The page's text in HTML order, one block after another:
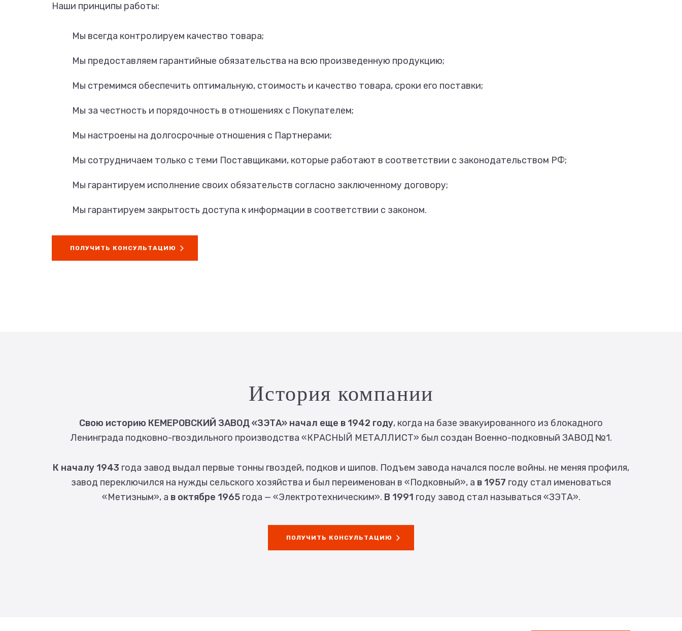
Наши принципы работы:
Мы всегда контролируем качество товара;
Мы предоставляем гарантийные обязательства на всю произведенную продукцию;
Мы стремимся обеспечить оптимальную, стоимость и качество товара, сроки его поставки;
Мы за честность и порядочность в отношениях с Покупателем;
Мы настроены на долгосрочные отношения с Партнерами;
Мы сотрудничаем только с теми Поставщиками, которые работают в соответствии с законодательством РФ;
Мы гарантируем исполнение своих обязательств согласно заключенному договору;
Мы гарантируем закрытость доступа к информации в соответствии с законом.
ПОЛУЧИТЬ КОНСУЛЬТАЦИЮ
История компании
Свою историю КЕМЕРОВСКИЙ ЗАВОД «ЗЭТА» начал еще в 1942 году, когда на базе эвакуированного из блокадного
Ленинграда подковно-гвоздильного производства «КРАСНЫЙ МЕТАЛЛИСТ» был создан Военно-подковный ЗАВОД №1.
К началу 1943 года завод выдал первые тонны гвоздей, подков и шипов. Подъем завода начался после войны. не меняя профиля,
завод переключился на нужды сельского хозяйства и был переименован в «Подковный», а в 1957 году стал именоваться
«Метизным», а в октябре 1965года — «Электротехническим». В 1991 году завод стал называться «ЗЭТА».
ПОЛУЧИТЬ КОНСУЛЬТАЦИЮ